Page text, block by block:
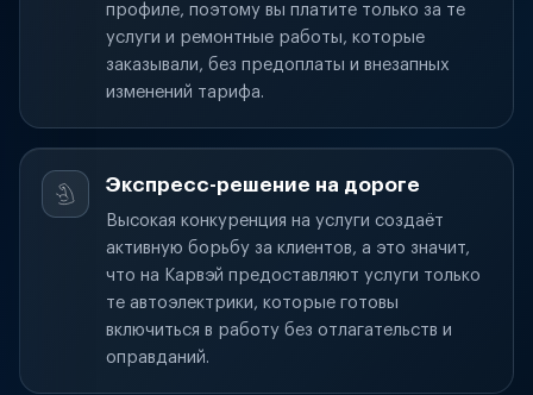
профиле, поэтому вы платите только за те
услуги и ремонтные работы, которые
заказывали, без предоплаты и внезапных
изменений тарифа.
Экспресс-решение на дороге
Высокая конкуренция на услуги создаёт
активную борьбу за клиентов, а это значит,
что на Карвэй предоставляют услуги только
те автоэлектрики, которые готовы
включиться в работу без отлагательств и
оправданий.